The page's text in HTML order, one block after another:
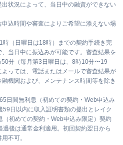
状況によって、当日中の融資ができない
込時間や審査によりご希望に添えない場
時（日曜日は18時）までの契約手続き完
当日中に振込みが可能です。審査結果を
分（毎月第3日曜日は、8時10分〜19
っては、電話またはメールで審査結果が
機関および、メンテナンス時間等を除き
日間無利息（初めての契約・Web申込み
日以内に収入証明書類の提出とレイク
初めての契約・Web申込み限定）契約
後は通常金利適用。初回契約翌日から
不可。